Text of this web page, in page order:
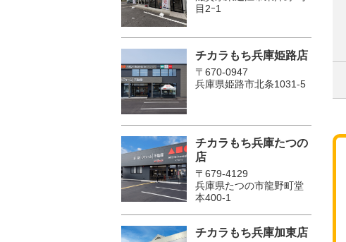
目2ｰ1
チカラもち兵庫姫路店
〒670-0947
兵庫県姫路市北条1031-5
チカラもち兵庫たつの
店
〒679-4129
兵庫県たつの市龍野町堂
本400-1
チカラもち兵庫加東店